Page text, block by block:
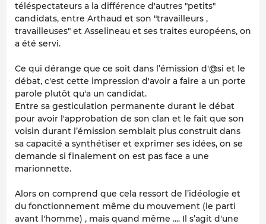
téléspectateurs a la différence d'autres "petits"
candidats, entre Arthaud et son "travailleurs ,
travailleuses" et Asselineau et ses traites européens, on
a été servi.
Ce qui dérange que ce soit dans l’émission d'@si et le
débat, c'est cette impression d'avoir a faire a un porte
parole plutôt qu'a un candidat.
Entre sa gesticulation permanente durant le débat
pour avoir l'approbation de son clan et le fait que son
voisin durant l’émission semblait plus construit dans
sa capacité a synthétiser et exprimer ses idées, on se
demande si finalement on est pas face a une
marionnette.
Alors on comprend que cela ressort de l’idéologie et
du fonctionnement même du mouvement (le parti
avant l'homme) , mais quand même .... Il s’agit d'une